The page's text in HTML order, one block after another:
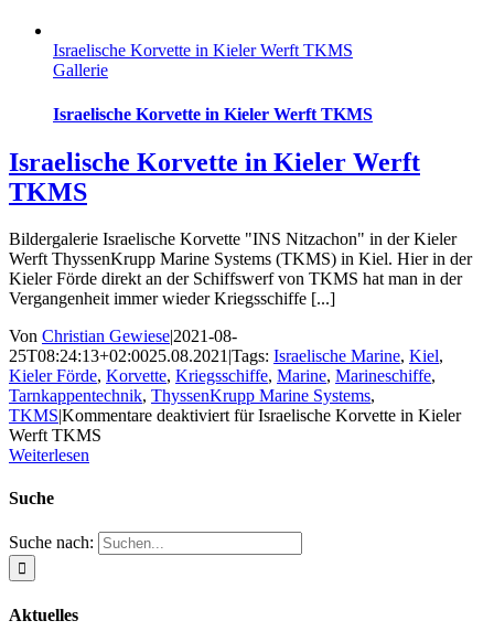
Israelische Korvette in Kieler Werft TKMS
Gallerie
Israelische Korvette in Kieler Werft TKMS
Israelische Korvette in Kieler Werft
TKMS
Bildergalerie Israelische Korvette "INS Nitzachon" in der Kieler
Werft ThyssenKrupp Marine Systems (TKMS) in Kiel. Hier in der
Kieler Förde direkt an der Schiffswerf von TKMS hat man in der
Vergangenheit immer wieder Kriegsschiffe [...]
Von Christian Gewiese|2021-08-
25T08:24:13+02:0025.08.2021 |Tags: Israelische Marine, Kiel,
Kieler Förde, Korvette, Kriegsschiffe, Marine, Marineschiffe,
Tarnkappentechnik, ThyssenKrupp Marine Systems,
TKMS|Kommentare deaktiviert für Israelische Korvette in Kieler
Werft TKMS
Weiterlesen
Suche
Suche nach:
Aktuelles